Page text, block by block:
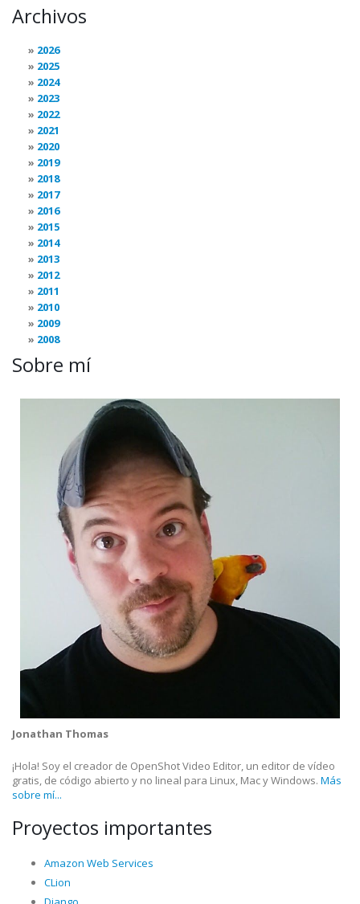
Archivos
2026
2025
2024
2023
2022
2021
2020
2019
2018
2017
2016
2015
2014
2013
2012
2011
2010
2009
2008
Sobre mí
Jonathan Thomas
¡Hola! Soy el creador de OpenShot Video Editor, un editor de vídeo
gratis, de código abierto y no lineal para Linux, Mac y Windows. Más
sobre mí...
Proyectos importantes
Amazon Web Services
CLion